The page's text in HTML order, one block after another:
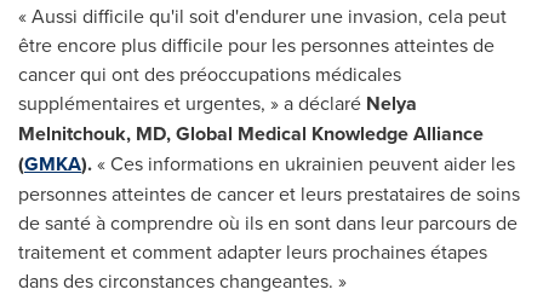
« Aussi difficile qu'il soit d'endurer une invasion, cela peut
être encore plus difficile pour les personnes atteintes de
cancer qui ont des préoccupations médicales
supplémentaires et urgentes, » a déclaré Nelya
Melnitchouk, MD, Global Medical Knowledge Alliance
(GMKA).« Ces informations en ukrainien peuvent aider les
personnes atteintes de cancer et leurs prestataires de soins
de santé à comprendre où ils en sont dans leur parcours de
traitement et comment adapter leurs prochaines étapes
dans des circonstances changeantes. »